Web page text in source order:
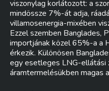
viszonylag korlátozott: a
mindössze 7%-át adja,
villamosenergia-mixében
Ezzel szemben Banglades,
importjának közel 65%-a a
érkezik. Különösen
egy esetleges LNG-ellátási
áramtermelésükben magas